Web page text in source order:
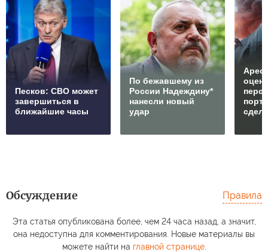
Песков: СВО может
завершиться в
ближайшие часы
По бежавшему из
России Надеждину*
нанесли новый
удар
Обсуждение Правила
Эта статья опубликована более, чем 24 часа назад, а значит,
она недоступна для комментирования. Новые материалы вы
можете найти на главной странице.